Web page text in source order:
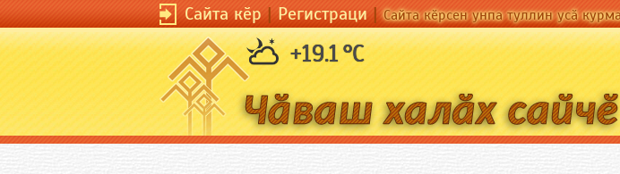
Сайта кӗр|Регистраци|Сайта кӗрсен унпа туллин усӑ
+19.1 °C